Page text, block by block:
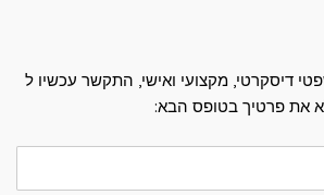
דיסקרטי, מקצועי ואישי, התקשר עכשיו ל